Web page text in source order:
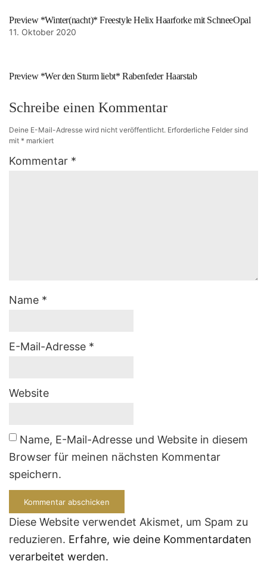
Preview *Winter(nacht)* Freestyle Helix Haarforke mit SchneeOpal
11. Oktober 2020
Preview *Wer den Sturm liebt* Rabenfeder Haarstab
Schreibe einen Kommentar
Deine E-Mail-Adresse wird nicht veröffentlicht. Erforderliche Felder sind
mit * markiert
Kommentar *
Name *
E-Mail-Adresse *
Website
Name, E-Mail-Adresse und Website in diesem
Browser für meinen nächsten Kommentar
speichern.
Diese Website verwendet Akismet, um Spam zu
reduzieren. Erfahre, wie deine Kommentardaten
verarbeitet werden.